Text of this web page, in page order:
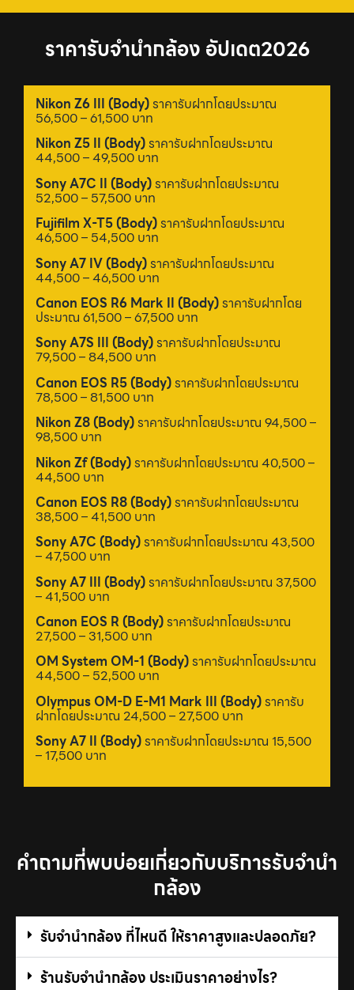
ราคารับจำนำกล้อง อัปเดต2026
Nikon Z6 III (Body)ราคารับฝากโดยประมาณ
56,500 – 61,500 บาท
Nikon Z5 II (Body)ราคารับฝากโดยประมาณ
44,500 – 49,500 บาท
Sony A7C II (Body)ราคารับฝากโดยประมาณ
52,500 – 57,500 บาท
Fujifilm X-T5 (Body)ราคารับฝากโดยประมาณ
46,500 – 54,500 บาท
Sony A7 IV (Body)ราคารับฝากโดยประมาณ
44,500 – 46,500 บาท
Canon EOS R6 Mark II (Body)ราคารับฝากโดย
ประมาณ 61,500 – 67,500 บาท
Sony A7S III (Body)ราคารับฝากโดยประมาณ
79,500 – 84,500 บาท
Canon EOS R5 (Body)ราคารับฝากโดยประมาณ
78,500 – 81,500 บาท
Nikon Z8 (Body)ราคารับฝากโดยประมาณ 94,500 –
98,500 บาท
Nikon Zf (Body)ราคารับฝากโดยประมาณ 40,500 –
44,500 บาท
Canon EOS R8 (Body)ราคารับฝากโดยประมาณ
38,500 – 41,500 บาท
Sony A7C (Body)ราคารับฝากโดยประมาณ 43,500
– 47,500 บาท
Sony A7 III (Body)ราคารับฝากโดยประมาณ 37,500
– 41,500 บาท
Canon EOS R (Body)ราคารับฝากโดยประมาณ
27,500 – 31,500 บาท
OM System OM-1 (Body)ราคารับฝากโดยประมาณ
44,500 – 52,500 บาท
Olympus OM-D E-M1 Mark III (Body)ราคารับ
ฝากโดยประมาณ 24,500 – 27,500 บาท
Sony A7 II (Body)ราคารับฝากโดยประมาณ 15,500
– 17,500 บาท
คำถามที่พบบ่อยเกี่ยวกับบริการรับจํานํา
กล้อง
รับจํานํากล้อง ที่ไหนดี ให้ราคาสูงและปลอดภัย?
ร้านรับจํานํากล้อง ประเมินราคาอย่างไร?